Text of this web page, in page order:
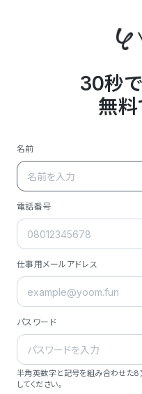
30秒
無料
名前
電話番号
仕事用メールアドレス
パスワード
半角英数字と記号を組み合わせた8
してください。